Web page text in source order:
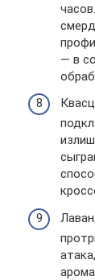
— в